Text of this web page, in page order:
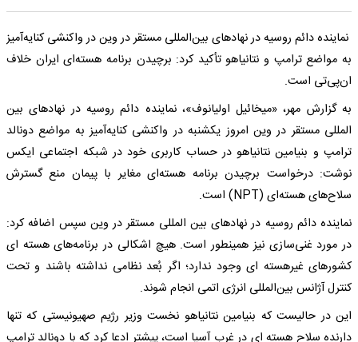
نماینده دائم روسیه در نهادهای بین‌المللی مستقر در وین در واکنشی کنایه‌آمیز
به مواضع ترامپ و نتانیاهو تأکید کرد: برچیدن برنامه هسته‌ای ایران خلاف
ان‌پی‌تی است.
به گزارش مهر، «میخائیل اولیانوف»، نماینده دائم روسیه در نهادهای بین‌
المللی مستقر در وین امروز یکشنبه در واکنشی کنایه‌آمیز به مواضع دونالد
ترامپ و بنیامین نتانیاهو در حساب کاربری خود در شبکه اجتماعی ایکس
نوشت: درخواست برچیدن برنامه هسته‌ای مغایر با پیمان منع گسترش
سلاح‌های هسته‌ای (NPT) است.
نماینده دائم روسیه در نهادهای بین‌ المللی مستقر در وین سپس اضافه کرد:
در مورد غنی‌سازی نیز همینطور است. هیچ اشکالی در برنامه‌های هسته‌ ای
کشورهای غیرهسته‌ ای وجود ندارد؛ اگر بُعد نظامی نداشته باشند و تحت
کنترل آژانس بین‌المللی انرژی اتمی انجام شوند.
این در حالیست که بنیامین نتانیاهو نخست وزیر رژیم صهیونیستی که تنها
دارنده سلاح هسته‌ ای در غرب آسیا است، پیشتر ادعا کرد که با دونالد ترامپ